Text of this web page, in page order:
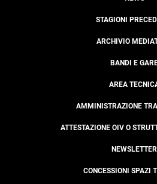
STAGIONI
ARCHIVIO
BANDI E
AREA
AMMINISTRAZIONE
ATTESTAZIONE OIV O
NEWSLETTER
CONCESSIONI SPAZI